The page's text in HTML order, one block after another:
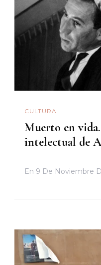
CULTURA
Muerto en
intelectual de
En 9 De Noviembre